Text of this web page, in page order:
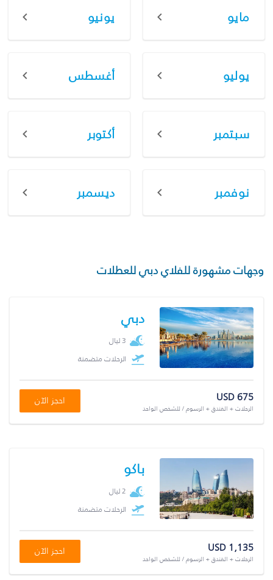
مايو يونيو
يوليو أغسطس
سبتمبر أكتوبر
نوفمبر ديسمبر
وجهات مشهورة للفلاي دبي للعطلات
دبي
3 ليال
الرحلات متضمنة
USD 675
الرحلات + الفندق + الرسوم / للشخص الواحد
احجز الآن
باكو
2 ليال
الرحلات متضمنة
USD 1,135
الرحلات + الفندق + الرسوم / للشخص الواحد
احجز الآن